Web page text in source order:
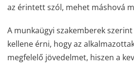
az érintett szól, mehet máshová
A munkaügyi szakemberek
kellene érni, hogy az
megfelelő jövedelmet, hiszen a